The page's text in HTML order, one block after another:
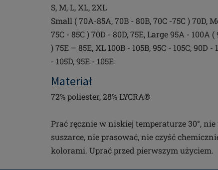
S, M, L, XL, 2XL
Small ( 70A-85A, 70B - 80B, 70C -75C ) 70D,
75C - 85C ) 70D - 80D, 75E, Large 95A - 100A (
) 75E – 85E, XL 100B - 105B, 95C - 105C, 90D -
- 105D, 95E - 105E
Materiał
72% poliester, 28% LYCRA®
Prać ręcznie w niskiej temperaturze 30°,
suszarce, nie prasować, nie czyść
kolorami. Uprać przed pierwszym użyciem.